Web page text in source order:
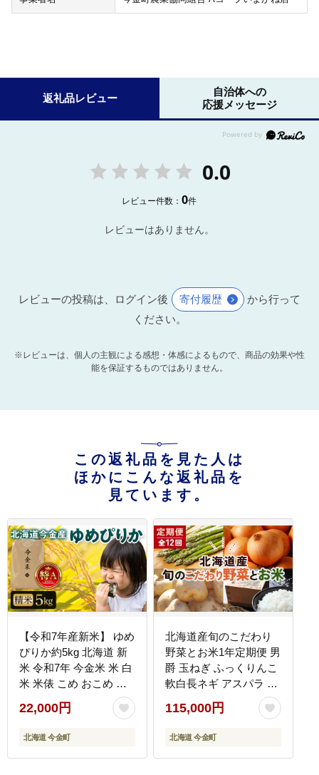
返礼品レビュー
自治体への
応援メッセージ
0.0
レビュー件数：0件
レビューはありません。
レビューの投稿は、ログイン後 寄付履歴
から行って
ください。
※レビューは、個人の主観による感想・体感によるもので、商品の効果や性
能を保証するものではありません。
この返礼品を見た人は
ほかにこんな返礼品を
見ています。
【令和7年産新米】 ゆめ
ぴりか約5kg 北海道 新
米 令和7年 今金米 米 白
米 米俵 こめ おこめ ゆ
めぴりか F21X-497
22,000円
北海道 今金町
北海道産旬のこだわり
野菜とお米1年定期便 男
爵 玉ねぎ ふっくりんこ
軟白長ネギ アスパラ な
なつぼし ミニトマト ブ
ロッコリー 野菜 米 旬
F21X-490
115,000円
北海道 今金町